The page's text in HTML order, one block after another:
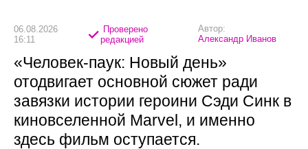
06.08.2026
16:11
Проверено
редакцией
Автор:
Александр Иванов
«Человек-паук: Новый день»
отодвигает основной сюжет ради
завязки истории героини Сэди Синк в
киновселенной Marvel, и именно
здесь фильм оступается.